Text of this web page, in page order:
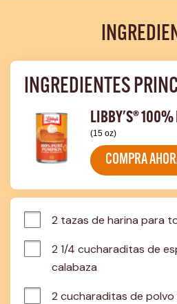
INGREDIENTES
LIBBY'S® 100%
(15 oz)
COMPRA
2 tazas de harina para
2 1/4 cucharaditas de
calabaza
2 cucharaditas de